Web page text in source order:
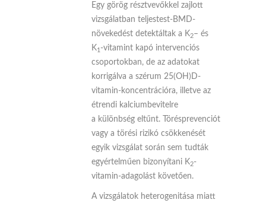
Egy görög résztvevőkkel zajlott
vizsgálatban teljestest-BMD-
növekedést detektáltak a K 2– és
K 1 -vitamint kapó intervenciós
csoportokban, de az adatokat
korrigálva a szérum 25(OH)D-
vitamin-koncentrációra, illetve az
étrendi kalciumbevitelre
a különbség eltűnt. Törésprevenciót
vagy a törési rizikó csökkenését
egyik vizsgálat során sem tudták
egyértelműen bizonyítani K 2-
vitamin-adagolást követően.
A vizsgálatok heterogenitása miatt